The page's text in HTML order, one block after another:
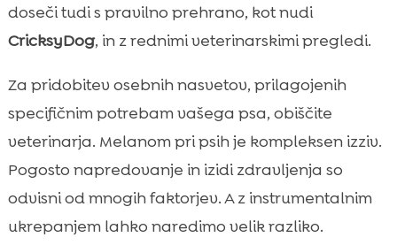
doseči tudi s pravilno prehrano, kot nudi
CricksyDog, in z rednimi veterinarskimi pregledi.
Za pridobitev osebnih nasvetov, prilagojenih
specifičnim potrebam vašega psa, obiščite
veterinarja. Melanom pri psih je kompleksen izziv.
Pogosto napredovanje in izidi zdravljenja so
odvisni od mnogih faktorjev. A z instrumentalnim
ukrepanjem lahko naredimo velik razliko.